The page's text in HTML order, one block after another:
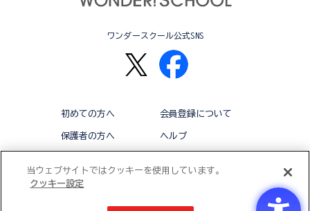
ワンダースクール公式SNS
初めての方へ 会員登録について
保護者の方へ ヘルプ
当ウェブサイトではクッキーを使用しています。
クッキー設定